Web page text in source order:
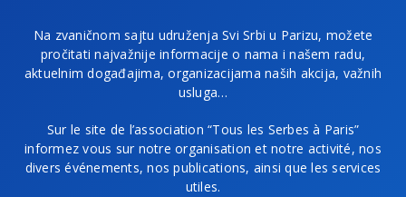
Na zvaničnom sajtu udruženja Svi Srbi u Parizu, možete
pročitati najvažnije informacije o nama i našem radu,
aktuelnim događajima, organizacijama naših akcija, važnih
usluga…
Sur le site de l’association “Tous les Serbes à Paris”
informez vous sur notre organisation et notre activité, nos
divers événements, nos publications, ainsi que les services
utiles.